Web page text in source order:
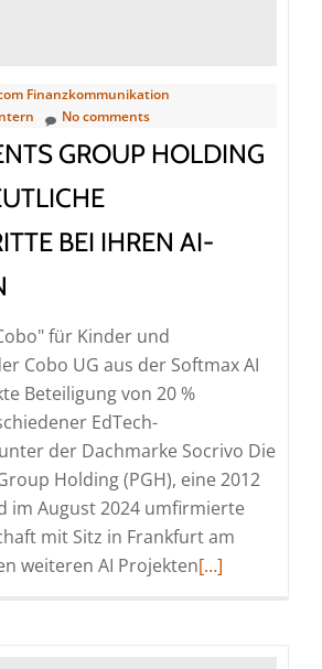
Quartal
2026
mit
Goldproduktion
und
Barreserven
Finanzkommunikation
No comments
GROUP HOLDING
BEI IHREN AI-
für Kinder und
Cobo UG aus der Softmax AI
Beteiligung von 20 %
EdTech-
der Dachmarke Socrivo Die
Holding (PGH), eine 2012
im August 2024 umfirmierte
mit Sitz in Frankfurt am
weiteren AI ProjektenRead
[…]